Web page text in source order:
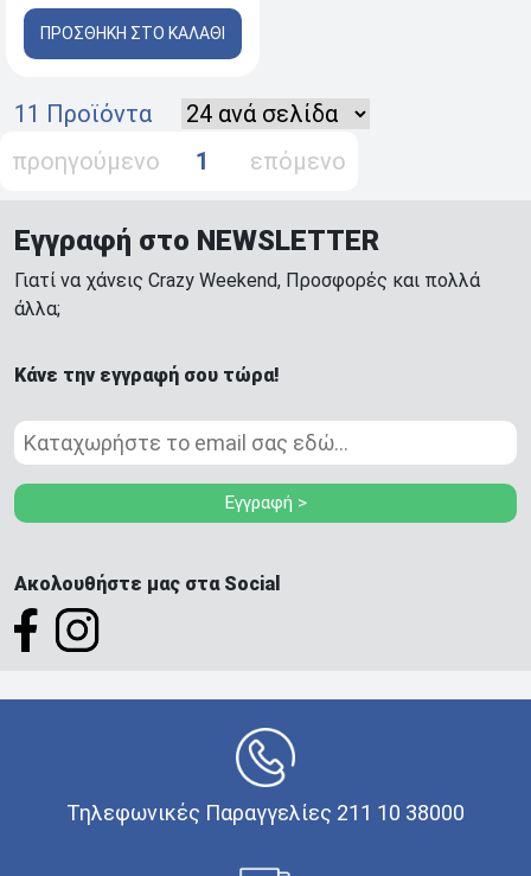
ΠΡΟΣΘΗΚΗ ΣΤΟ ΚΑΛΑΘΙ
11 Προϊόντα
προηγούμενο
1 επόμενο
Εγγραφή στο NEWSLETTER
Γιατί να χάνεις Crazy Weekend, Προσφορές και πολλά
άλλα;
Κάνε την εγγραφή σου τώρα!
Εγγραφή >
Ακολουθήστε μας στα Social
Τηλεφωνικές Παραγγελίες 211 10 38000